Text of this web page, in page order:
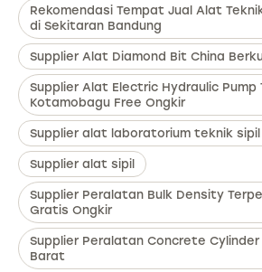
Rekomendasi Tempat Jual Alat
di Sekitaran Bandung
Supplier Alat Diamond Bit China
Supplier Alat Electric Hydraulic Pump
Kotamobagu Free Ongkir
Supplier alat laboratorium teknik
Supplier alat sipil
Supplier Peralatan Bulk Density
Gratis Ongkir
Supplier Peralatan Concrete
Barat